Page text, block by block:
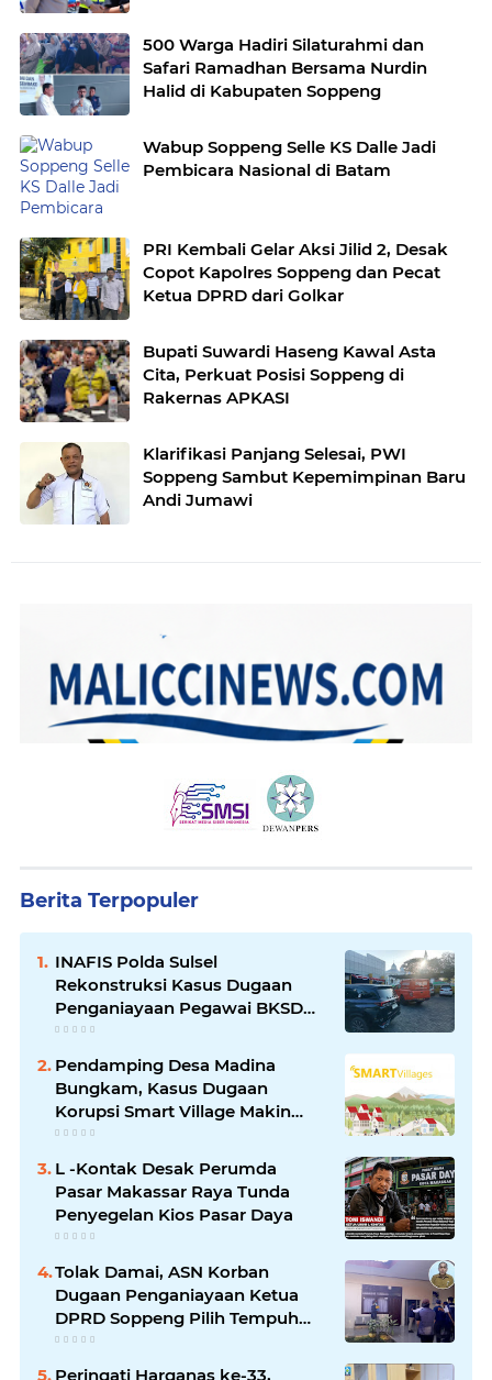
500 Warga Hadiri Silaturahmi dan
Safari Ramadhan Bersama Nurdin
Halid di Kabupaten Soppeng
Wabup Soppeng Selle KS Dalle Jadi
Pembicara Nasional di Batam
PRI Kembali Gelar Aksi Jilid 2, Desak
Copot Kapolres Soppeng dan Pecat
Ketua DPRD dari Golkar
Bupati Suwardi Haseng Kawal Asta
Cita, Perkuat Posisi Soppeng di
Rakernas APKASI
Klarifikasi Panjang Selesai, PWI
Soppeng Sambut Kepemimpinan Baru
Andi Jumawi
Berita Terpopuler
INAFIS Polda Sulsel
Rekonstruksi Kasus Dugaan
Penganiayaan Pegawai BKSDM
Soppeng
Pendamping Desa Madina
Bungkam, Kasus Dugaan
Korupsi Smart Village Makin
Jadi Sorotan
L -Kontak Desak Perumda
Pasar Makassar Raya Tunda
Penyegelan Kios Pasar Daya
Tolak Damai, ASN Korban
Dugaan Penganiayaan Ketua
DPRD Soppeng Pilih Tempuh
Jalur Hukum
Peringati Harganas ke-33,